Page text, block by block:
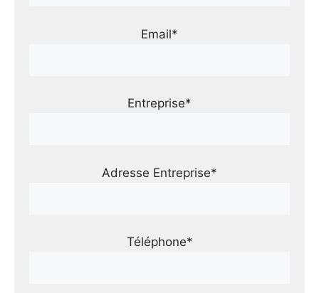
Email*
Entreprise*
Adresse Entreprise*
Téléphone*